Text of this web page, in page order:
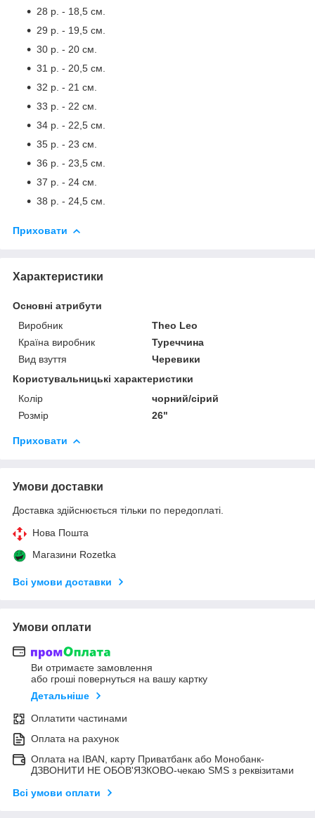
28 р. - 18,5 см.
29 р. - 19,5 см.
30 р. - 20 см.
31 р. - 20,5 см.
32 р. - 21 см.
33 р. - 22 см.
34 р. - 22,5 см.
35 р. - 23 см.
36 р. - 23,5 см.
37 р. - 24 см.
38 р. - 24,5 см.
Приховати
Характеристики
Основні атрибути
Виробник
Theo Leo
Країна виробник
Туреччина
Вид взуття
Черевики
Користувальницькі характеристики
Колір
чорний/сірий
Розмір
26"
Приховати
Умови доставки
Доставка здійснюється тільки по передоплаті.
Нова Пошта
Магазини Rozetka
Всі умови доставки
Умови оплати
Ви отримаєте замовлення
або гроші повернуться на вашу картку
Детальніше
Оплатити частинами
Оплата на рахунок
Оплата на IBAN, карту Приватбанк або Монобанк-
ДЗВОНИТИ НЕ ОБОВ'ЯЗКОВО-чекаю SMS з реквізитами
Всі умови оплати